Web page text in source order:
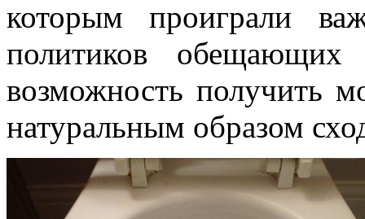
которым проиграли
политиков
возможность получить
натуральным образом